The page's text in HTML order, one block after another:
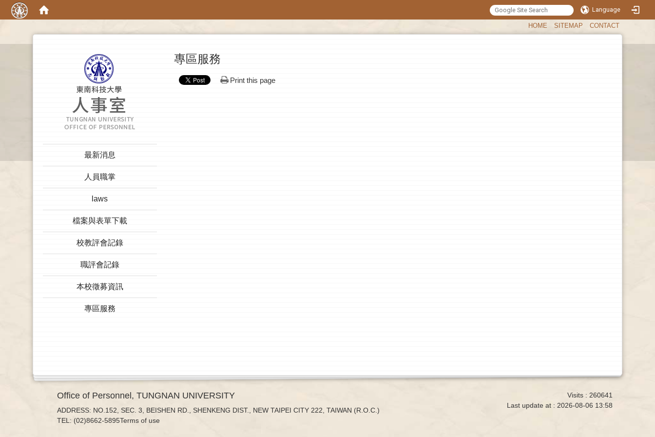
Language
HOME SITEMAP CONTACT
最新消息
人員職掌
laws
檔案與表單下載
校教評會記錄
職評會記錄
本校徵募資訊
專區服務
專區服務
Print this page
Office of Personnel, TUNGNAN UNIVERSITY
ADDRESS: NO.152, SEC. 3, BEISHEN RD., SHENKENG DIST., NEW TAIPEI CITY 222, TAIWAN (R.O.C.)
TEL: (02)8662-5895Terms of use
Visits : 260641
Last update at : 2026-08-06 13:58